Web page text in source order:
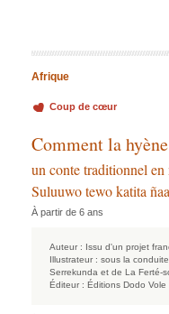
Afrique
Coup de cœur
Comment la
un conte traditionnel en
Suluuwo tewo katita
À partir de 6 ans
Auteur : Issu d'un projet
Illustrateur : sous la
Serrekunda et de La Ferté-
Éditeur : Éditions Dodo Vole